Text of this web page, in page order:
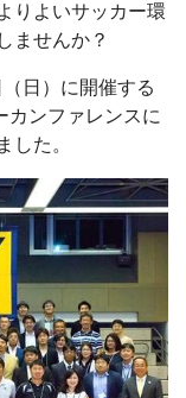
りよいサッカー環
ませんか？
日）に開催する
カンファレンスに
した。